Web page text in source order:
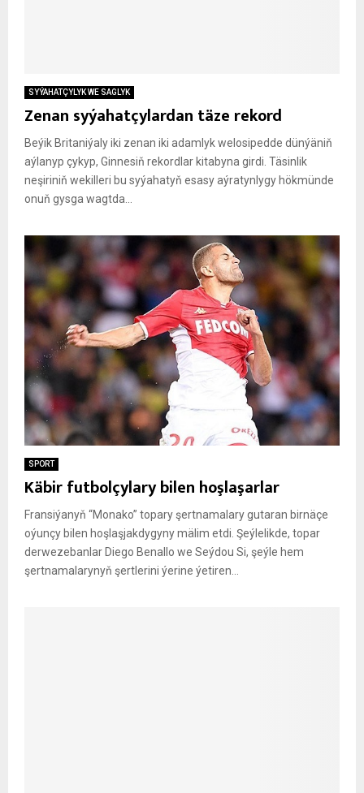
SYÝAHATÇYLYK WE SAGLYK
Zenan syýahatçylardan täze rekord
Beýik Britaniýaly iki zenan iki adamlyk welosipedde dünýäniň
aýlanyp çykyp, Ginnesiň rekordlar kitabyna girdi. Täsinlik
neşiriniň wekilleri bu syýahatyň esasy aýratynlygy hökmünde
onuň gysga wagtda...
SPORT
Käbir futbolçylary bilen hoşlaşarlar
Fransiýanyň “Monako” topary şertnamalary gutaran birnäçe
oýunçy bilen hoşlaşjakdygyny mälim etdi. Şeýlelikde, topar
derwezebanlar Diego Benallo we Seýdou Si, şeýle hem
şertnamalarynyň şertlerini ýerine ýetiren...